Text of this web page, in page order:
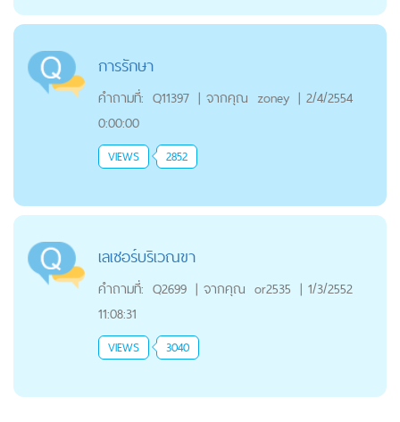
การรักษา
คำถามที่: Q11397 | จากคุณ zoney | 2/4/2554
0:00:00
VIEWS 2852
เลเซอร์บริเวณขา
คำถามที่: Q2699 | จากคุณ or2535 | 1/3/2552
11:08:31
VIEWS 3040